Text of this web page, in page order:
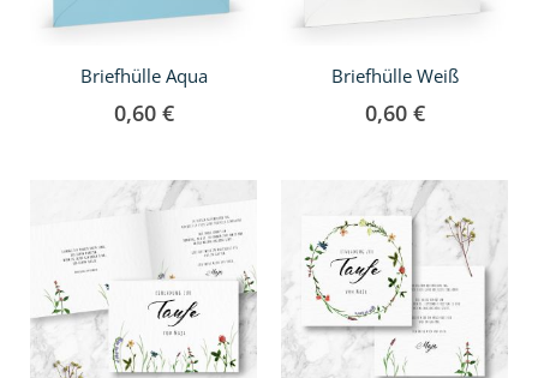
Briefhülle Aqua
0,60 €
Briefhülle Weiß
0,60 €